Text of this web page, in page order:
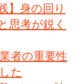
】身の回り
思考が鋭く
者の重要性
た